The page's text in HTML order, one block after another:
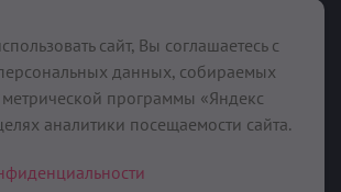
При поддержке
сайт, Вы соглашаетесь с
данных, собираемых
программы «Яндекс
аналитики посещаемости сайта.